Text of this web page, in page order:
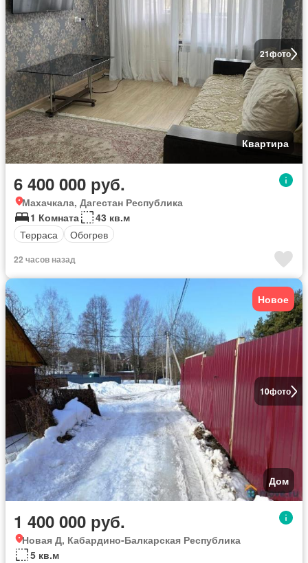
21фото
Квартира
6 400 000 руб.
Махачкала, Дагестан Республика
1 Комната
43 кв.м
Терраса
Обогрев
22 часов назад
10фото
Новое
Дом
1 400 000 руб.
Новая Д, Кабардино-Балкарская Республика
5 кв.м